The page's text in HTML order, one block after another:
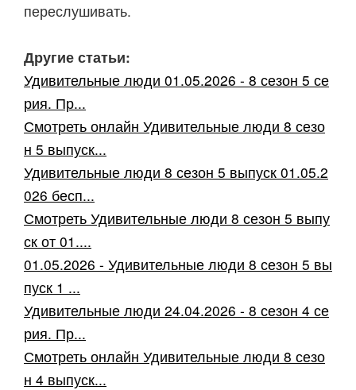
переслушивать.
Другие статьи:
Удивительные люди 01.05.2026 - 8 сезон 5 се
рия. Пр...
Смотреть онлайн Удивительные люди 8 сезо
н 5 выпуск...
Удивительные люди 8 сезон 5 выпуск 01.05.2
026 бесп...
Смотреть Удивительные люди 8 сезон 5 выпу
ск от 01....
01.05.2026 - Удивительные люди 8 сезон 5 вы
пуск 1 ...
Удивительные люди 24.04.2026 - 8 сезон 4 се
рия. Пр...
Смотреть онлайн Удивительные люди 8 сезо
н 4 выпуск...